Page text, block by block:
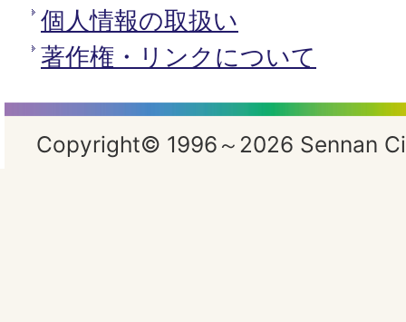
個人情報の取扱い
著作権・リンクについて
Copyright© 1996～2026 Sennan